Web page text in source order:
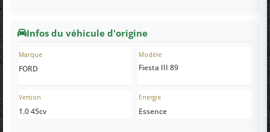
Infos du véhicule d'origine
Marque
FORD
Modèle
Fiesta III 89
Version
1.0 45cv
Energie
Essence